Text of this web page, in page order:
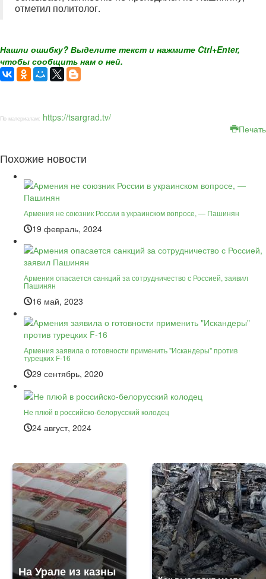
отметил политолог.
Нашли ошибку? Выделите текст и нажмите Ctrl+Enter,
чтобы сообщить нам о ней.
По материалам: https://tsargrad.tv/
Печать
Похожие новости
Армения не союзник России в украинском вопросе, — Пашинян
19 февраль, 2024
Армения опасается санкций за сотрудничество с Россией, заявил
Пашинян
16 май, 2023
Армения заявила о готовности применить "Искандеры" против
турецких F-16
29 сентябрь, 2020
Не плюй в российско-белорусский колодец
24 август, 2024
На Урале из казны